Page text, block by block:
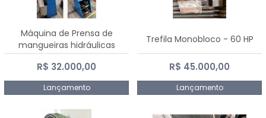
Máquina de Prensa de
mangueiras hidráulicas
PE50TF - 2017
R$ 32.000,00
Lançamento
Trefila Monobloco - 60 HP
R$ 45.000,00
Lançamento